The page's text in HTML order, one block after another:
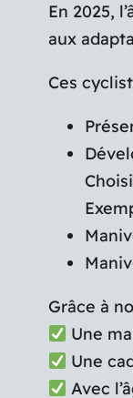
En 2025,
aux
Ces
Grâce à
Une
Une
Avec